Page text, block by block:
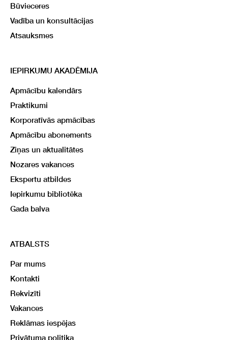
Būvieceres
Vadība un konsultācijas
Atsauksmes
IEPIRKUMU AKADĒMIJA
Apmācību kalendārs
Praktikumi
Korporatīvās apmācības
Apmācību abonements
Ziņas un aktualitātes
Nozares vakances
Ekspertu atbildes
Iepirkumu bibliotēka
Gada balva
ATBALSTS
Par mums
Kontakti
Rekvizīti
Vakances
Reklāmas iespējas
Privātuma politika